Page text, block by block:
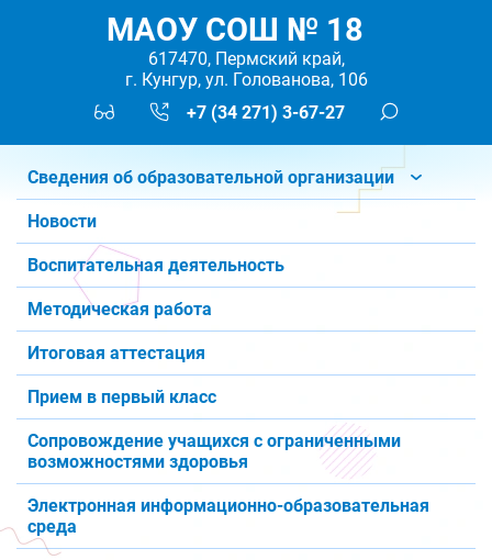
МАОУ СОШ № 18
617470, Пермский край,
г. Кунгур, ул. Голованова, 106
+7 (34 271) 3-67-27
Сведения об образовательной организации
Новости
Воспитательная деятельность
Методическая работа
Итоговая аттестация
Прием в первый класс
Сопровождение учащихся с ограниченными
возможностями здоровья
Электронная информационно-образовательная
среда